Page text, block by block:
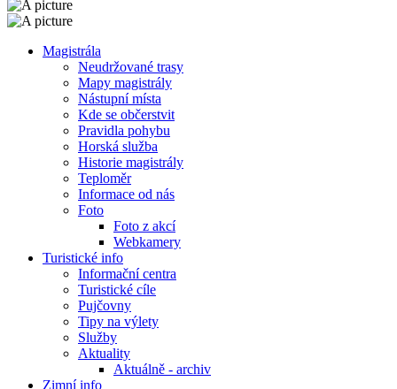
Magistrála
Neudržované trasy
Mapy magistrály
Nástupní místa
Kde se občerstvit
Pravidla pohybu
Horská služba
Historie magistrály
Teploměr
Informace od nás
Foto
Foto z akcí
Webkamery
Turistické info
Informační centra
Turistické cíle
Pujčovny
Tipy na výlety
Služby
Aktuality
Aktuálně - archiv
Zimní info